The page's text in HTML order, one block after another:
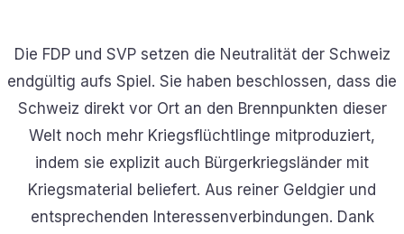
Die FDP und SVP setzen die Neutralität der Schweiz
endgültig aufs Spiel. Sie haben beschlossen, dass die
Schweiz direkt vor Ort an den Brennpunkten dieser
Welt noch mehr Kriegsflüchtlinge mitproduziert,
indem sie explizit auch Bürgerkriegsländer mit
Kriegsmaterial beliefert. Aus reiner Geldgier und
entsprechenden Interessenverbindungen. Dank